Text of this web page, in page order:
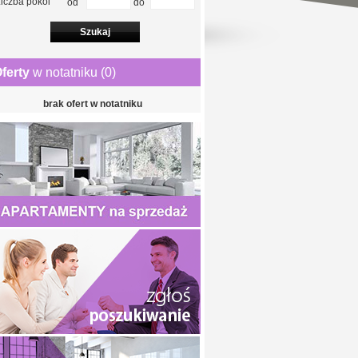
od do
w notatniku (0)
brak ofert w notatniku